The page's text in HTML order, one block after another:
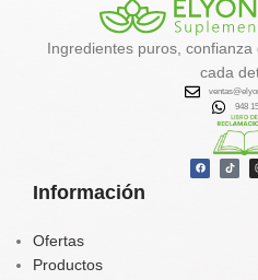
Información
Ofertas
Productos
Ingredientes puros,
cada
948